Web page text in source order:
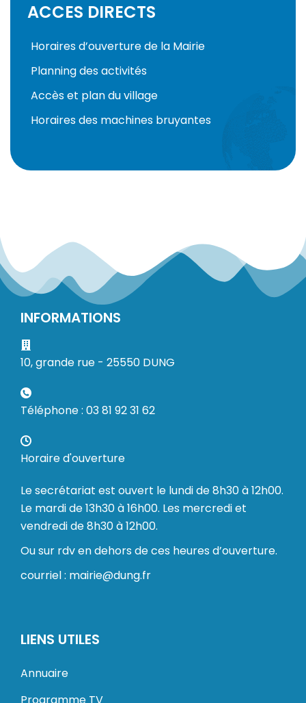
ACCES DIRECTS
Horaires d’ouverture de la Mairie
Planning des activités
Accès et plan du village
Horaires des machines bruyantes
INFORMATIONS
10, grande rue - 25550 DUNG
Téléphone : 03 81 92 31 62
Horaire d'ouverture
Le secrétariat est ouvert le lundi de 8h30 à 12h00.
Le mardi de 13h30 à 16h00. Les mercredi et
vendredi de 8h30 à 12h00.
Ou sur rdv en dehors de ces heures d’ouverture.
courriel : mairie@dung.fr
LIENS UTILES
Annuaire